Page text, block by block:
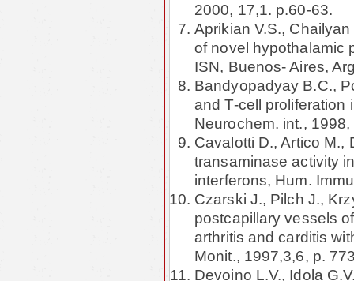
2000, 17,1. p.60-63.
Aprikian V.S.,
of novel hypothalamic
ISN, Buenos- Aires,
Bandyopadyay B.C.,
and T-cell proliferation
Ne­urochem. int.,
Cavalotti D., Artico M.,
transaminase activity
interferons, Hum.
Czarski J., Pilch J.,
postcapillary vessels
arthritis and carditis
Monit., 1997,3,6, p.
Devoino L.V., Idola